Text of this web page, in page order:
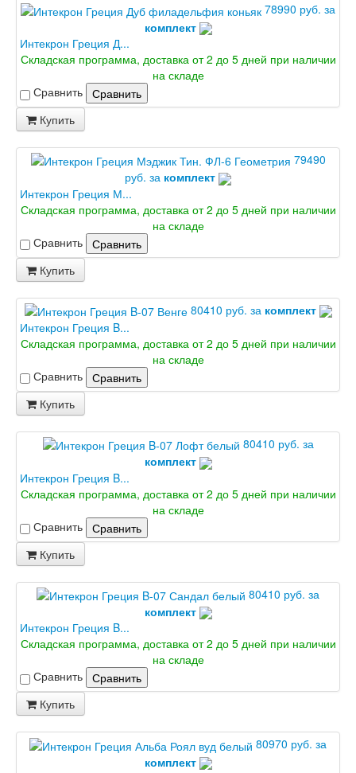
78990 руб. за
комплект
Интекрон Греция Д...
Складская программа, доставка от 2 до 5 дней при наличии
на складе
Сравнить Сравнить
Купить
79490
руб. за комплект
Интекрон Греция М...
Складская программа, доставка от 2 до 5 дней при наличии
на складе
Сравнить Сравнить
Купить
80410 руб. за комплект
Интекрон Греция B...
Складская программа, доставка от 2 до 5 дней при наличии
на складе
Сравнить Сравнить
Купить
80410 руб. за
комплект
Интекрон Греция B...
Складская программа, доставка от 2 до 5 дней при наличии
на складе
Сравнить Сравнить
Купить
80410 руб. за
комплект
Интекрон Греция B...
Складская программа, доставка от 2 до 5 дней при наличии
на складе
Сравнить Сравнить
Купить
80970 руб. за
комплект